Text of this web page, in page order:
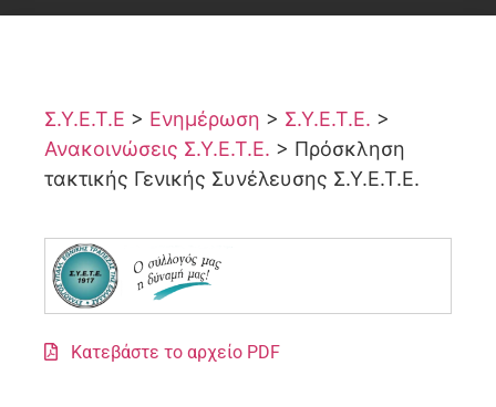
Σ.Υ.Ε.Τ.Ε > Ενημέρωση > Σ.Υ.Ε.Τ.Ε. >
Ανακοινώσεις Σ.Υ.Ε.Τ.Ε. > Πρόσκληση
τακτικής Γενικής Συνέλευσης Σ.Υ.Ε.Τ.Ε.
Κατεβάστε το αρχείο PDF